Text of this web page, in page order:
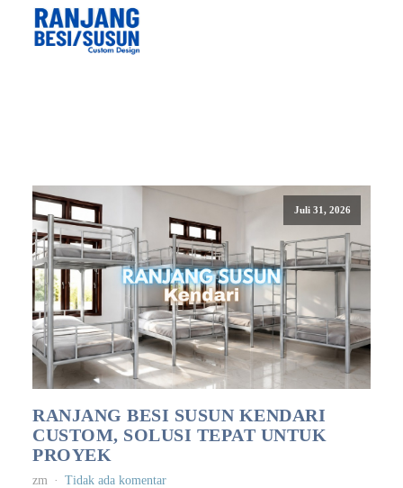
Juli 31, 2026
RANJANG BESI SUSUN KENDARI
CUSTOM, SOLUSI TEPAT UNTUK
PROYEK
zm Tidak ada komentar